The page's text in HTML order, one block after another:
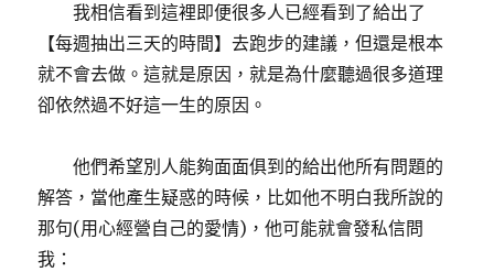
我相信看到這裡即便很多人已經看到了給出了
【每週抽出三天的時間】去跑步的建議，但還是根本
就不會去做。這就是原因，就是為什麼聽過很多道理
卻依然過不好這一生的原因。
他們希望別人能夠面面俱到的給出他所有問題的
解答，當他產生疑惑的時候，比如他不明白我所說的
那句(用心經營自己的愛情)，他可能就會發私信問
我：